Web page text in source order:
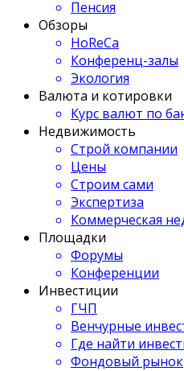
Пенсия
Обзоры
HoReCa
Конференц-залы
Экология
Валюта и котировки
Курс валют по
Недвижимость
Строй компании
Цены
Строим сами
Экспертиза
Коммерческая
Площадки
Форумы
Конференции
Инвестиции
ГЧП
Венчурные
Где найти
Фондовый рынок